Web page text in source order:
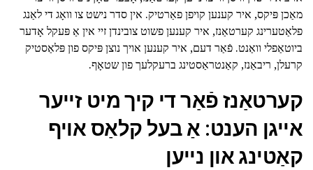
מאַכן פּיקס, איר קענען קויפן פאַרטיק. אין סדר נישט צו וואָג די לאַנג
פלאַטערינג קערטאַנז, איר קענען פשוט צובינדן זיי אין אַ פּעקל אָדער
ביוטאַפלי וואַנט. פֿאַר דעם, איר קענען אויך נוצן פּיקס פון פּלאַסטיק
קרעלן, ריבאַנז, קאַנטראַסטינג ברעקלעך פון שטאָף.
קערטאַנז פֿאַר די קיך מיט זייער
אייגן הענט: אַ בעל קלאַס אויף
קאַטינג און נייען